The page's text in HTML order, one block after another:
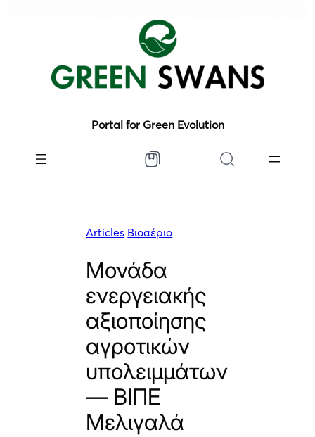
Portal for Green Evolution
Articles Βιοαέριο
Μονάδα
ενεργειακής
αξιοποίησης
αγροτικών
υπολειμμάτων
— ΒΙΠΕ
Μελιγαλά